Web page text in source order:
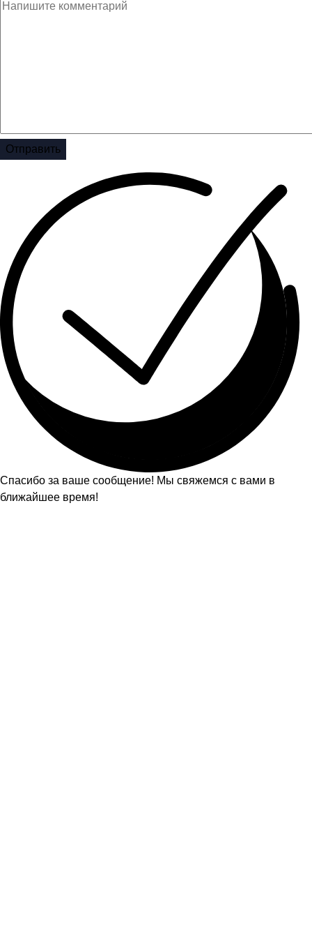
Отправить
Спасибо за ваше сообщение! Мы свяжемся с вами в
ближайшее время!